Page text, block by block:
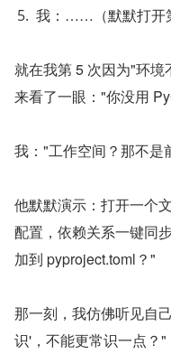
我：……（默默打开
就在我第 5 次因为"环
来看了一眼："你没用
我："工作空间？那不是
他默默演示：打开一个
配置，依赖关系一键同
加到 pyproject.toml？"
那一刻，我仿佛听见自
识'，不能更常识一点？"